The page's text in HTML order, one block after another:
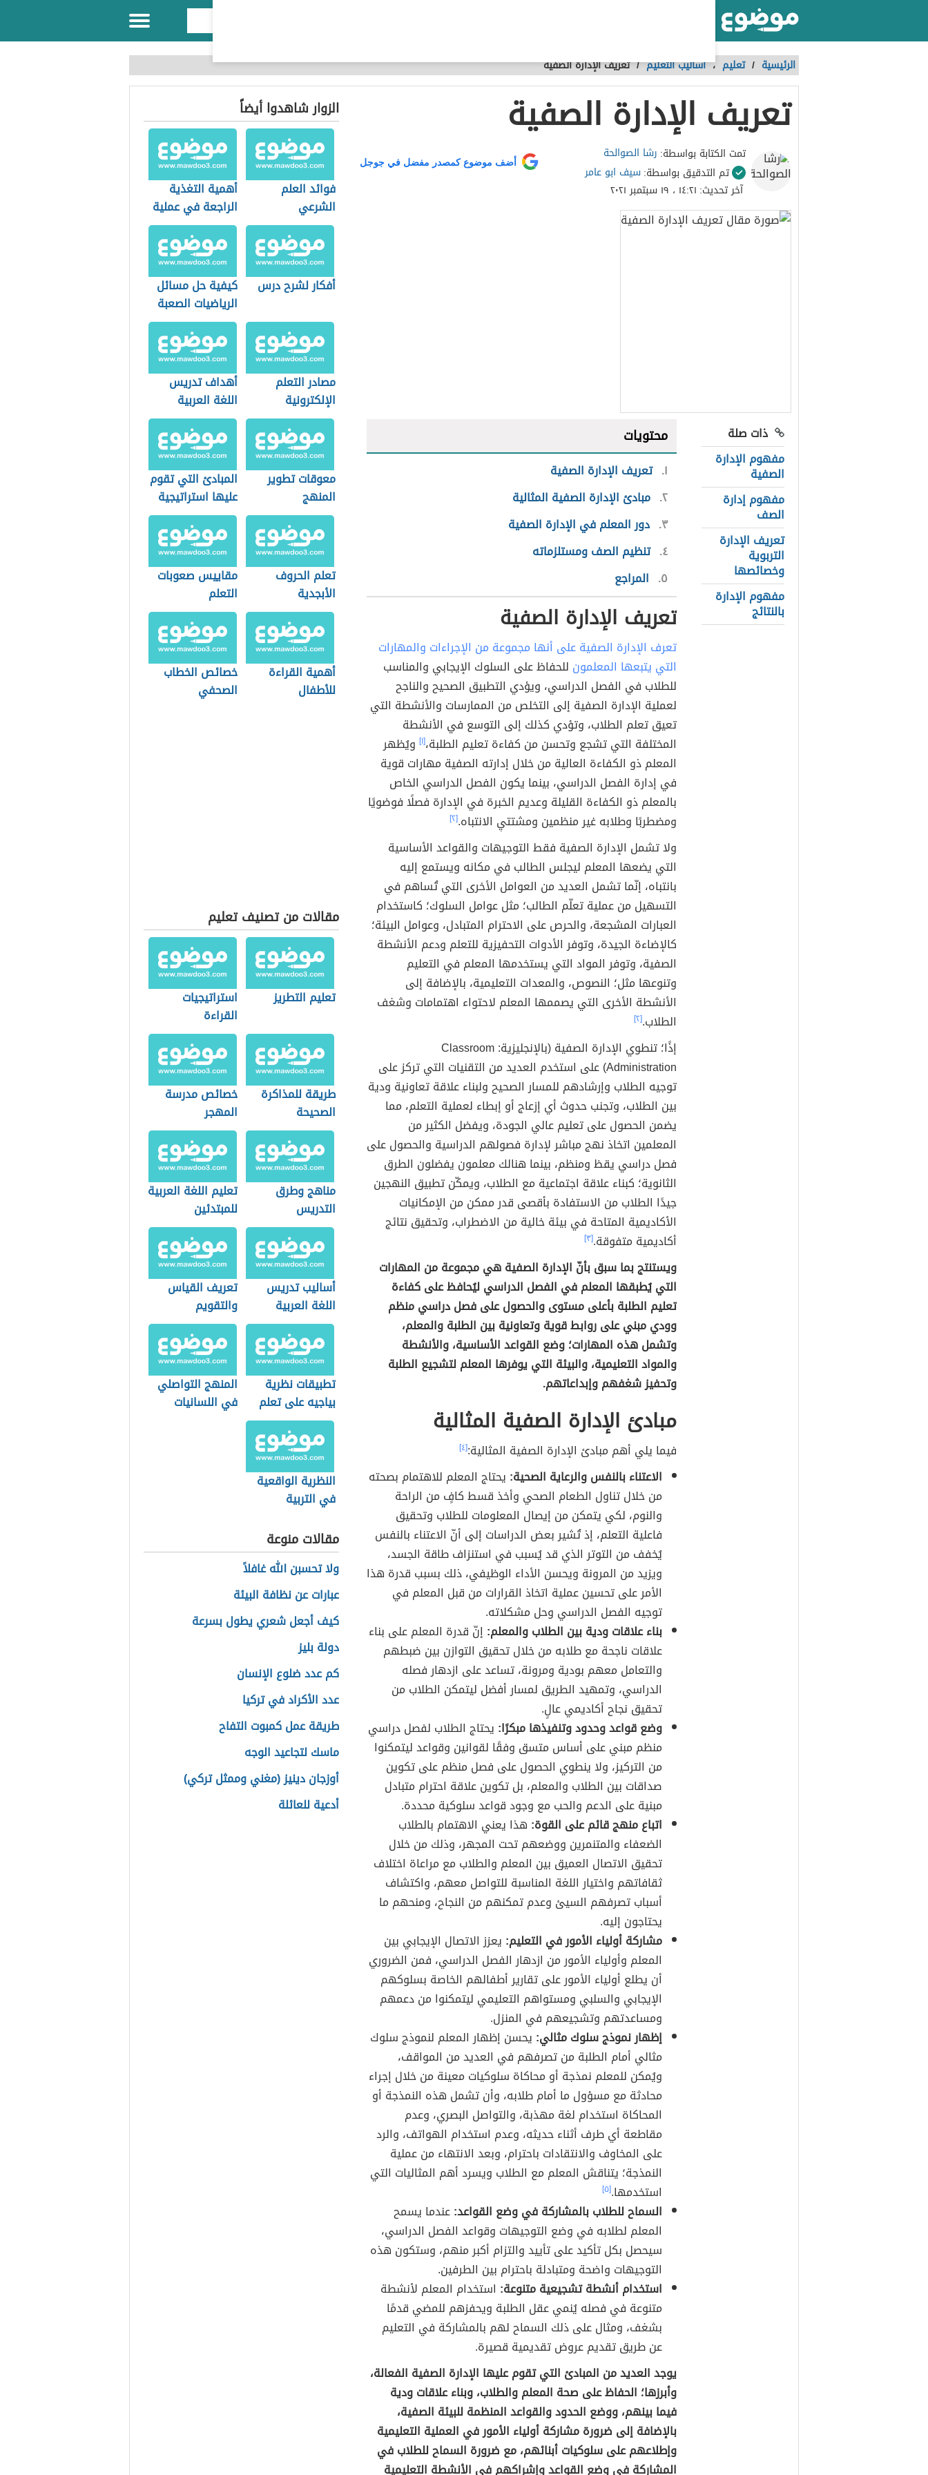
الرئيسية / تعليم ،أساليب التعليم /تعريف الإدارة الصفية
تعريف الإدارة الصفية
تمت الكتابة بواسطة: رشا الصوالحة
تم التدقيق بواسطة:سيف ابو عامر
آخر تحديث: ١٤:٢١ ، ١٩ سبتمبر ٢٠٢١
أضف موضوع كمصدر مفضل في جوجل
ذات صلة
مفهوم الإدارة
الصفية
مفهوم إدارة
الصف
تعريف الإدارة
التربوية
وخصائصها
مفهوم الإدارة
بالنتائج
محتويات
١ تعريف الإدارة الصفية
٢ مبادئ الإدارة الصفية المثالية
٣ دور المعلم في الإدارة الصفية
٤ تنظيم الصف ومستلزماته
٥ المراجع
تعريف الإدارة الصفية
تعرف الإدارة الصفيةعلى أنها مجموعة من الإجراءات والمهارات
التي يتبعها المعلمون للحفاظ على السلوك الإيجابي والمناسب
للطلاب في الفصل الدراسي، ويؤدي التطبيق الصحيح والناجح
لعملية الإدارة الصفية إلى التخلص من الممارسات والأنشطة التي
تعيق تعلم الطلاب، وتؤدي كذلك إلى التوسع في الأنشطة
المختلفة التي تشجع وتحسن من كفاءة تعليم الطلبة،[١] ويُظهر
المعلم ذو الكفاءة العالية من خلال إدارته الصفية مهارات قوية
في إدارة الفصل الدراسي، بينما يكون الفصل الدراسي الخاص
بالمعلم ذو الكفاءة القليلة وعديم الخبرة في الإدارة فصلًا فوضويًا
ومضطربًا وطلابه غير منظمين ومشتتيِ الانتباه.[٢]
ولا تشمل الإدارة الصفية فقط التوجيهات والقواعد الأساسية
التي يضعها المعلم ليجلس الطالب في مكانه ويستمع إليه
بانتباه، إنّما تشمل العديد من العوامل الأخرى التي تُساهم في
التسهيل من عملية تعلّم الطالب؛ مثل عوامل السلوك؛ كاستخدام
العبارات المشجعة، والحرص على الاحترام المتبادل، وعوامل البيئة؛
كالإضاءة الجيدة، وتوفر الأدوات التحفيزية للتعلم ودعم الأنشطة
الصفية، وتوفر المواد التي يستخدمها المعلم في التعليم
وتنوعها مثل؛ النصوص، والمعدات التعليمية، بالإضافة إلى
الأنشطة الأخرى التي يصممها المعلم لاحتواء اهتمامات وشغف
الطلاب.[٢]
إذًا؛ تنطوي الإدارة الصفية(بالإنجليزية:Classroom
Administration) على استخدم العديد من التقنيات التي تركز على
توجيه الطلاب وإرشادهم للمسار الصحيح ولبناء علاقة تعاونية ودية
بين الطلاب، وتجنب حدوث أي إزعاج أو إبطاء لعملية التعلم، مما
يضمن الحصول على تعليم عالي الجودة، ويفضل الكثير من
المعلمين اتخاذ نهج مباشر لإدارة فصولهم الدراسية والحصول على
فصل دراسي يقظ ومنظم، بينما هنالك معلمون يفضلون الطرق
الثانوية؛ كبناء علاقة اجتماعية مع الطلاب، ويمكّن تطبيق النهجين
جيدًا الطلاب من الاستفادة بأقصى قدر ممكن من الإمكانيات
الأكاديمية المتاحة في بيئة خالية من الاضطراب، وتحقيق نتائج
أكاديمية متفوقة.[٣]
ويستنتج بما سبق بأنّ الإدارة الصفية هي مجموعة من المهارات
التي يُطبقها المعلم في الفصل الدراسي ليُحافظ على كفاءة
تعليم الطلبة بأعلى مستوى والحصول على فصل دراسي منظم
وودي مبني على روابط قوية وتعاونية بين الطلبة والمعلم،
وتشمل هذه المهارات؛ وضع القواعد الأساسية، والأنشطة
والمواد التعليمية، والبيئة التي يوفرها المعلم لتشجيع الطلبة
وتحفيز شغفهم وإبداعاتهم.
مبادئ الإدارة الصفية المثالية
فيما يلي أهم مبادئ الإدارة الصفية المثالية:[٤]
الاعتناء بالنفس والرعاية الصحية: يحتاج المعلم للاهتمام بصحته
من خلال تناول الطعام الصحي وأخذ قسط كافٍ من الراحة
والنوم، لكي يتمكن من إيصال المعلومات للطلاب وتحقيق
فاعلية التعلم، إذ تُشير بعض الدراسات إلى أنّ الاعتناء بالنفس
يُخفف من التوتر الذي قد يُسبب في استنزاف طاقة الجسد،
ويزيد من المرونة ويحسن الأداء الوظيفي، ذلك بسبب قدرة هذا
الأمر على تحسين عملية اتخاذ القرارات من قبل المعلم في
توجيه الفصل الدراسي وحل مشكلاته.
بناء علاقات ودية بين الطلاب والمعلم: إنّ قدرة المعلم على بناء
علاقات ناجحة مع طلابه من خلال تحقيق التوازن بين ضبطهم
والتعامل معهم بودية ومرونة، تساعد على ازدهار فصله
الدراسي، وتمهيد الطريق لمسار أفضل ليتمكن الطلاب من
تحقيق نجاح أكاديمي عالٍ.
وضع قواعد وحدود وتنفيذها مبكرًا: يحتاج الطلاب لفصل دراسي
منظم مبني على أساس متسق وفقًا لقوانين وقواعد ليتمكنوا
من التركيز، ولا ينطوي الحصول على فصل منظم على تكوين
صداقات بين الطلاب والمعلم، بل تكوين علاقة احترام متبادل
مبنية على الدعم والحب مع وجود قواعد سلوكية محددة.
اتباع منهج قائم على القوة: هذا يعني الاهتمام بالطلاب
الضعفاء والمتنمرين ووضعهم تحت المجهر، وذلك من خلال
تحقيق الاتصال العميق بين المعلم والطلاب مع مراعاة اختلاف
ثقافاتهم واختيار اللغة المناسبة للتواصل معهم، واكتشاف
أسباب تصرفهم السيئ وعدم تمكنهم من النجاح، ومنحهم ما
يحتاجون إليه.
مشاركة أولياء الأمور في التعليم: يعزز الاتصال الإيجابي بين
المعلم وأولياء الأمور من ازدهار الفصل الدراسي، فمن الضروري
أن يطلع أولياء الأمور على تقارير أطفالهم الخاصة بسلوكهم
الإيجابي والسلبي ومستواهم التعليمي ليتمكنوا من دعمهم
ومساعدتهم وتشجيعهم في المنزل.
إظهار نموذج سلوك مثالي: يحسن إظهار المعلم لنموذج سلوك
مثالي أمام الطلبة من تصرفهم في العديد من المواقف،
ويُمكن للمعلم نمذجة أو محاكاة سلوكيات معينة من خلال إجراء
محادثة مع مسؤول ما أمام طلابه، وأن تشمل هذه النمذجة أو
المحاكاة استخدام لغة مهذبة، والتواصل البصري، وعدم
مقاطعة أي طرف أثناء حديثه، وعدم استخدام الهواتف، والرد
على المخاوف والانتقادات باحترام، وبعد الانتهاء من عملية
النمذجة؛ يتناقش المعلم مع الطلاب ويسرد أهم المثاليات التي
استخدمها.[٥]
السماح للطلاب بالمشاركة في وضع القواعد:عندما يسمح
المعلم لطلابه في وضع التوجيهات وقواعد الفصل الدراسي،
سيحصل بكل تأكيد على تأييد والتزام أكبر منهم، وستكون هذه
التوجيهات واضحة ومتبادلة باحترام بين الطرفين.
استخدام أنشطة تشجيعية متنوعة: استخدام المعلم لأنشطة
متنوعة في فصله يُنمي عقل الطلبة ويحفزهم للمضي قدمًا
بشغف، ومثال على ذلك السماح لهم بالمشاركة في التعليم
عن طريق تقديم عروض تقديمية قصيرة.
يوجد العديد من المبادئ التي تقوم عليها الإدارة الصفية الفعالة،
وأبرزها؛ الحفاظ على صحة المعلم والطلاب، وبناء علاقات ودية
فيما بينهم، ووضع الحدود والقواعد المنظمة للبيئة الصفية،
بالإضافة إلى ضرورة مشاركة أولياء الأمور في العملية التعليمية
وإطلاعهم على سلوكيات أبنائهم، مع ضرورة السماح للطلاب في
المشاركة في وضع القواعد وإشراكهم في الأنشطة التعليمية
الزوار شاهدوا أيضاً
فوائد العلم
الشرعي
أهمية التغذية
الراجعة في عملية
التعليم
أفكار لشرح درس
كيفية حل مسائل
الرياضيات الصعبة
مصادر التعلم
الإلكترونية
أهداف تدريس
اللغة العربية
معوقات تطوير
المنهج
المبادئ التي تقوم
عليها استراتيجية
العصف الذهني
تعلم الحروف
الأبجدية
مقاييس صعوبات
التعلم
أهمية القراءة
للأطفال
خصائص الخطاب
الصحفي
مقالات من تصنيف تعليم
تعليم التطريز
استراتيجيات
القراءة
طريقة للمذاكرة
الصحيحة
خصائص مدرسة
المهجر
مناهج وطرق
التدريس
تعليم اللغة العربية
للمبتدئين
أساليب تدريس
اللغة العربية
تعريف القياس
والتقويم
تطبيقات نظرية
بياجيه على تعلم
الحساب
المنهج التواصلي
في اللسانيات
النظرية الواقعية
في التربية
مقالات منوعة
ولا تحسبن الله غافلاً
عبارات عن نظافة البيئة
كيف أجعل شعري يطول بسرعة
دولة بليز
كم عدد ضلوع الإنسان
عدد الأكراد في تركيا
طريقة عمل كمبوت التفاح
ماسك لتجاعيد الوجه
أوزجان دينيز (مغني وممثل تركي)
أدعية للعائلة